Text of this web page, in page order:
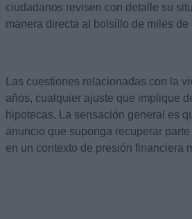
ciudadanos revisen con detalle su
manera directa al bolsillo de miles de
Las cuestiones relacionadas con la
años, cualquier ajuste que implique
hipotecas. La sensación general es
anuncio que suponga recuperar
en un contexto de presión financiera